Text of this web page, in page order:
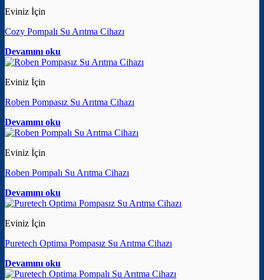
Eviniz İçin
Cozy Pompalı Su Arıtma Cihazı
Devamını oku
Eviniz İçin
Roben Pompasız Su Arıtma Cihazı
Devamını oku
Eviniz İçin
Roben Pompalı Su Arıtma Cihazı
Devamını oku
Eviniz İçin
Puretech Optima Pompasız Su Arıtma Cihazı
Devamını oku